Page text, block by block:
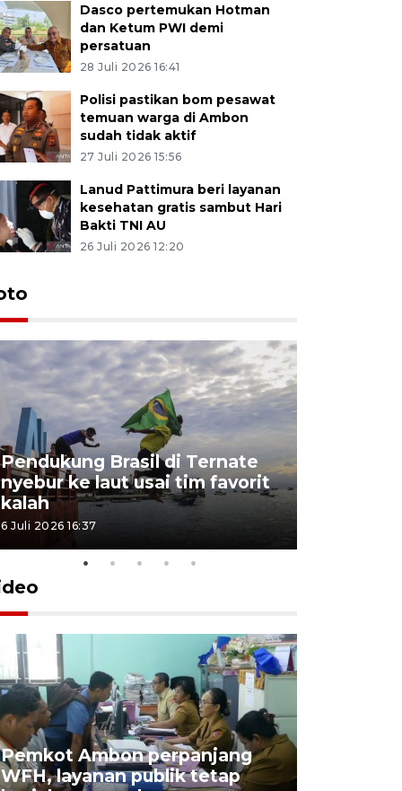
Dasco pertemukan Hotman
dan Ketum PWI demi
persatuan
28 Juli 2026 16:41
Polisi pastikan bom pesawat
temuan warga di Ambon
sudah tidak aktif
27 Juli 2026 15:56
Lanud Pattimura beri layanan
kesehatan gratis sambut Hari
Bakti TNI AU
26 Juli 2026 12:20
Pendukung Brasil di Ternate
nyebur ke laut usai tim favorit
kalah
6 Juli 2026 16:37
Pemkot Ambon perpanjang
WFH, layanan publik tetap